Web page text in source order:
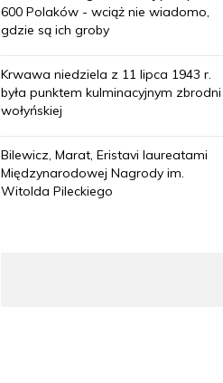
600 Polaków - wciąż nie wiadomo,
gdzie są ich groby
Krwawa niedziela z 11 lipca 1943 r.
była punktem kulminacyjnym zbrodni
wołyńskiej
Bilewicz, Marat, Eristavi laureatami
Międzynarodowej Nagrody im.
Witolda Pileckiego